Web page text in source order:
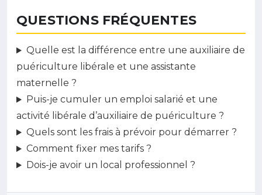
QUESTIONS FRÉQUENTES
Quelle est la différence entre une auxiliaire de
puériculture libérale et une assistante
maternelle ?
Puis-je cumuler un emploi salarié et une
activité libérale d’auxiliaire de puériculture ?
Quels sont les frais à prévoir pour démarrer ?
Comment fixer mes tarifs ?
Dois-je avoir un local professionnel ?